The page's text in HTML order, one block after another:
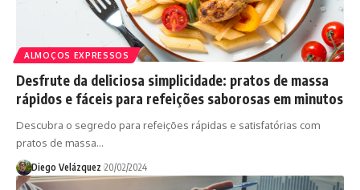
ALMOÇOS EXPRESSOS
Desfrute da deliciosa simplicidade: pratos de massa
rápidos e fáceis para refeições saborosas em minutos
Descubra o segredo para refeições rápidas e satisfatórias com
pratos de massa…
Diego Velázquez 20/02/2024